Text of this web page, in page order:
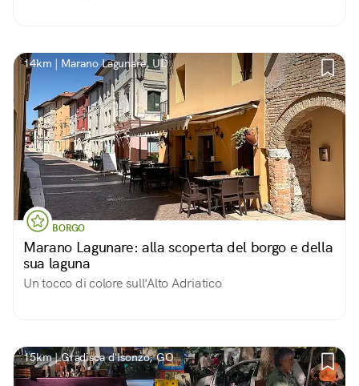
14km | Marano Lagunare, UD
BORGO
Marano Lagunare: alla scoperta del borgo e della
sua laguna
Un tocco di colore sull'Alto Adriatico
15km | Gradisca d'Isonzo, GO